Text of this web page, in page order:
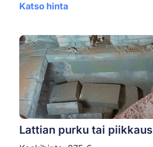
Katso hinta
Lattian purku tai piikkaus